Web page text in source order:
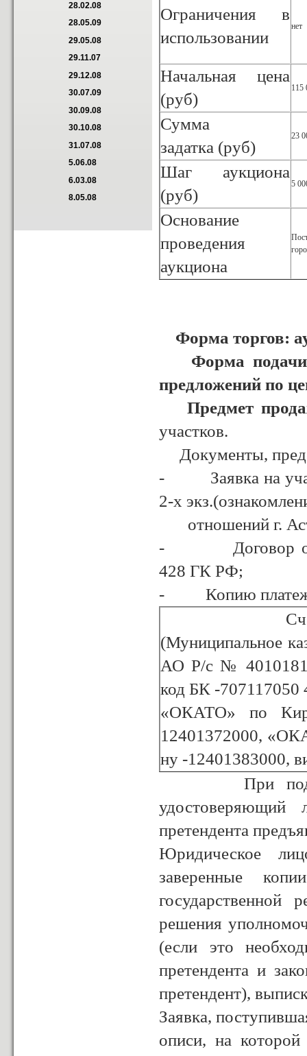
28.02.08
28.05.09
29.05.08
29.11.07
29.12.08
30.07.09
30.09.08
30.10.08
31.07.08
5.06.08
6.03.08
8.05.08
Ограничения в
использовании
нет
Начальная цена
(руб)
115
Сумма
задатка (руб)
23
Шаг аукциона
(руб)
5
Основание
проведения
аукциона
Форма торгов:
Форма подачи
предложений по
Предмет
участков.
Документы,
- Заявка на
2-х
отношений г.
- Договор о
428 ГК РФ;
- Копию
(Муниципальное
АО Р/с №
код БК -
«ОКАТО» по
12401372000,
ну -12401383000,
При подаче
удостоверяющий
претендента
Юридическое
заверенные
государственной
решения
(если это
претендента и
претендент),
Заявка,
описи, на